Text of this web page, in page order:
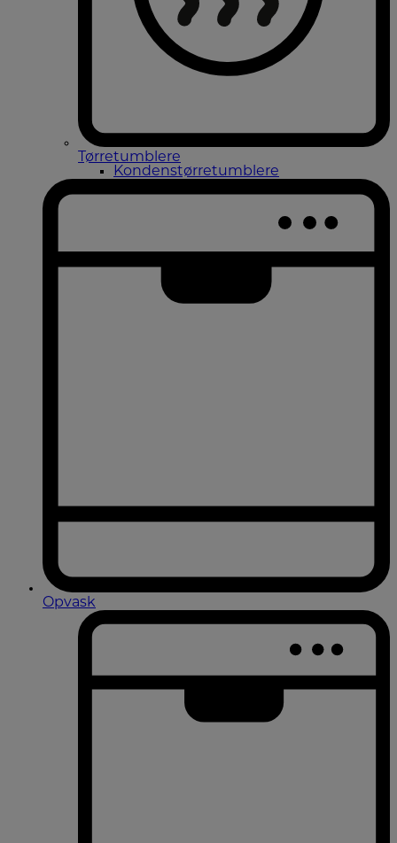
Tørretumblere
Kondenstørretumblere
Opvask